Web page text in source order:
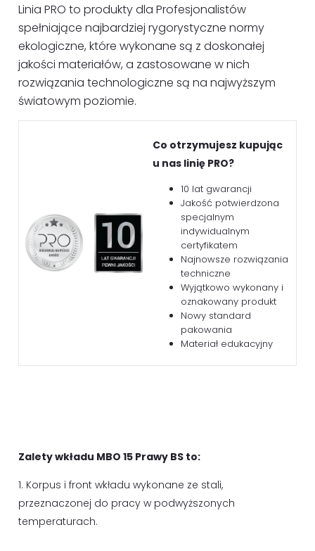
Linia PRO to produkty dla Profesjonalistów
spełniające najbardziej rygorystyczne normy
ekologiczne, które wykonane są z doskonałej
jakości materiałów, a zastosowane w nich
rozwiązania technologiczne są na najwyższym
światowym poziomie.
Co otrzymujesz kupując
u nas linię PRO?
10 lat gwarancji
Jakość potwierdzona
specjalnym
indywidualnym
certyfikatem
Najnowsze rozwiązania
techniczne
Wyjątkowo wykonany i
oznakowany produkt
Nowy standard
pakowania
Materiał edukacyjny
Zalety wkładu MBO 15 Prawy BS to:
1. Korpus i front wkładu wykonane ze stali,
przeznaczonej do pracy w podwyższonych
temperaturach.